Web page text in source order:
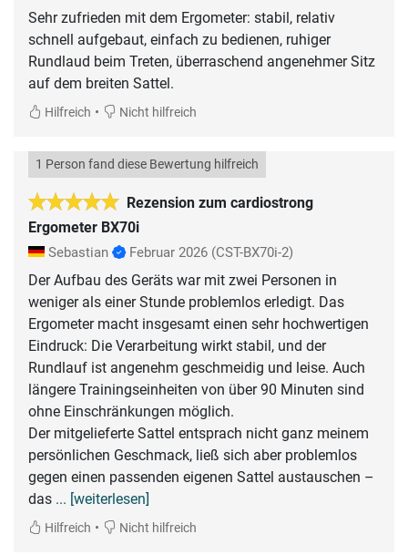
Sehr zufrieden mit dem Ergometer: stabil, relativ
schnell aufgebaut, einfach zu bedienen, ruhiger
Rundlaud beim Treten, überraschend angenehmer Sitz
auf dem breiten Sattel.
Hilfreich • Nicht hilfreich
Rezension zum cardiostrong
Ergometer BX70i
1 Person fand diese Bewertung hilfreich
Sebastian Februar 2026 (CST-BX70i-2)
Der Aufbau des Geräts war mit zwei Personen in
weniger als einer Stunde problemlos erledigt. Das
Ergometer macht insgesamt einen sehr hochwertigen
Eindruck: Die Verarbeitung wirkt stabil, und der
Rundlauf ist angenehm geschmeidig und leise. Auch
längere Trainingseinheiten von über 90 Minuten sind
ohne Einschränkungen möglich.
Der mitgelieferte Sattel entsprach nicht ganz meinem
persönlichen Geschmack, ließ sich aber problemlos
gegen einen passenden eigenen Sattel austauschen –
das ... [weiterlesen]
Hilfreich • Nicht hilfreich